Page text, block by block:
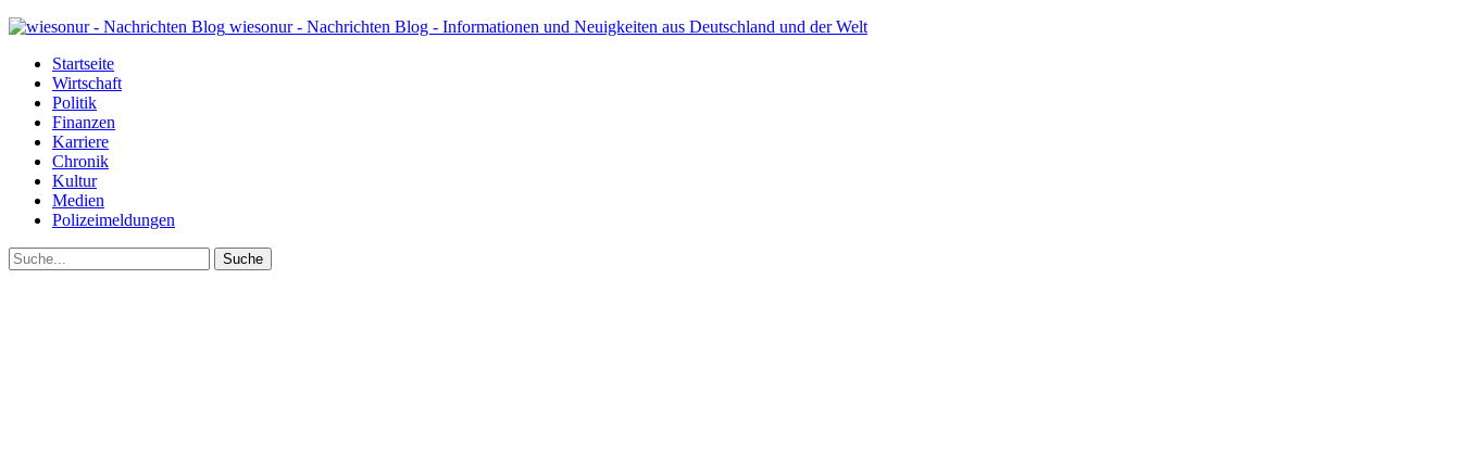
wiesonur - Nachrichten Blog - Informationen und Neuigkeiten aus Deutschland und der Welt
Startseite
Wirtschaft
Politik
Finanzen
Karriere
Chronik
Kultur
Medien
Polizeimeldungen